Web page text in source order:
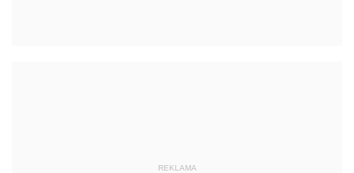
REKLAMA